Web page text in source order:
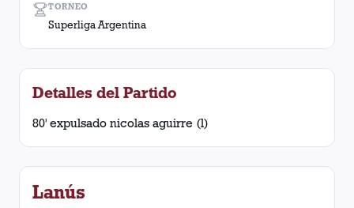
TORNEO
Superliga Argentina
Detalles del Partido
80' expulsado nicolas aguirre (l)
Lanús